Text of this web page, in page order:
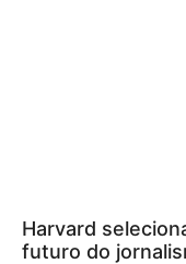
Harvard
futuro do